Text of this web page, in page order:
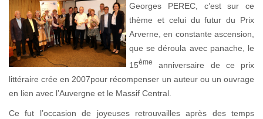
Georges PEREC, c’est sur ce
thème et celui du futur du Prix
Arverne, en constante ascension,
que se déroula avec panache, le
15ème
anniversaire de ce prix
littéraire crée en 2007pour récompenser un auteur ou un ouvrage
en lien avec l’Auvergne et le Massif Central.
Ce fut l’occasion de joyeuses retrouvailles après des temps